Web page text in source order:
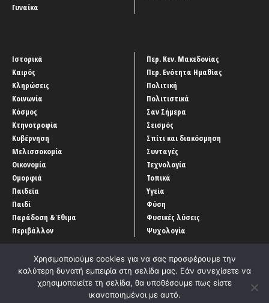
Γυναίκα
Ιστορικά
Καιρός
Κληρώσεις
Κοινωνία
Κόσμος
Κτηνοτροφία
Κυβέρνηση
Μελισσοκομία
Οικονομία
Ομορφιά
Παιδεία
Παιδί
Παράδοση & Έθιμα
Περιβάλλον
Περ. Κεν. Μακεδονίας
Περ. Ενότητα Ημαθίας
Πολιτική
Πολιτιστικά
Σαν Σήμερα
Σεισμός
Σπίτι και διακόσμηση
Συνταγές
Τεχνολογία
Τοπικά
Υγεία
Φύση
Φυσικές λύσεις
Ψυχολογία
‘Οροι χρήσης Αρχείο Άρθρων
Χρησιμοποιούμε cookies για να σας προσφέρουμε την
καλύτερη δυνατή εμπειρία στη σελίδα μας. Εάν συνεχίσετε να
χρησιμοποιείτε τη σελίδα, θα υποθέσουμε πως είστε
ικανοποιημένοι με αυτό.